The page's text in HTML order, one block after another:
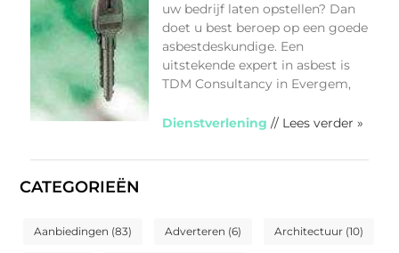
CATEGORIEËN
Aanbiedingen (83) Adverteren (6) Architectuur (10)
uw bedrijf laten opstellen? Dan
doet u best beroep op een goede
asbestdeskundige. Een
uitstekende expert in asbest is
TDM Consultancy in Evergem,
Dienstverlening // Lees verder »